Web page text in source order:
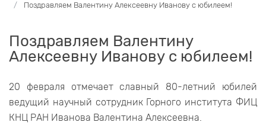
Поздравляем Валентину Алексеевну Иванову с юбилеем!
Поздравляем Валентину
Алексеевну Иванову с юбилеем!
20 февраля отмечает славный 80-летний юбилей
ведущий научный сотрудник Горного института ФИЦ
КНЦ РАН Иванова Валентина Алексеевна.